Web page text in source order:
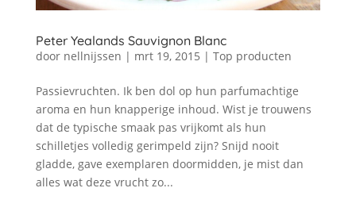
Peter Yealands Sauvignon Blanc
door nellnijssen | mrt 19, 2015 | Top producten
Passievruchten. Ik ben dol op hun parfumachtige
aroma en hun knapperige inhoud. Wist je trouwens
dat de typische smaak pas vrijkomt als hun
schilletjes volledig gerimpeld zijn? Snijd nooit
gladde, gave exemplaren doormidden, je mist dan
alles wat deze vrucht zo...